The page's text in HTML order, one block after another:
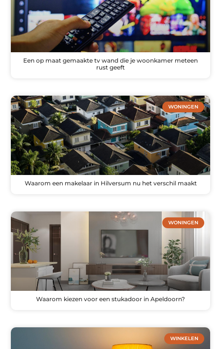
Een op maat gemaakte tv wand die je woonkamer meteen
rust geeft
WONINGEN
Waarom een makelaar in Hilversum nu het verschil maakt
WONINGEN
Waarom kiezen voor een stukadoor in Apeldoorn?
WINKELEN